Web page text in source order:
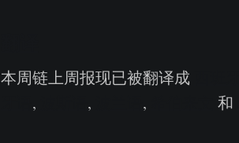
本周链上周报现已被翻译成
, , , 和